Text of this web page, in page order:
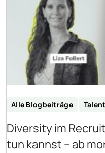
Alle Blogbeiträge
Diversity im
tun kannst – ab